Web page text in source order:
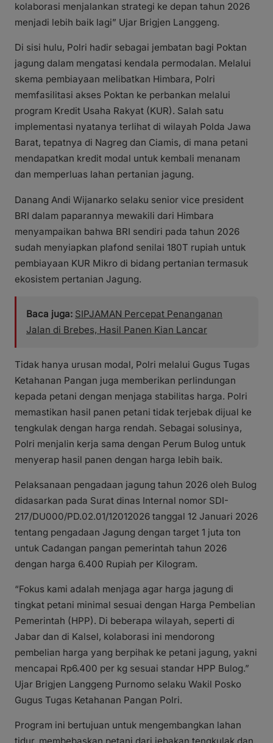
kolaborasi menjalankan strategi ke depan tahun 2026
menjadi lebih baik lagi” Ujar Brigjen Langgeng.
Di sisi hulu, Polri hadir sebagai jembatan bagi Poktan
jagung dalam mengatasi kendala permodalan. Melalui
skema pembiayaan melibatkan Himbara, Polri
memfasilitasi akses Poktan ke perbankan melalui
program Kredit Usaha Rakyat (KUR). Salah satu
implementasi nyatanya terlihat di wilayah Polda Jawa
Barat, tepatnya di Nagreg dan Ciamis, di mana petani
mendapatkan kredit modal untuk kembali menanam
dan memperluas lahan pertanian jagung.
Danang Andi Wijanarko selaku senior vice president
BRI dalam paparannya mewakili dari Himbara
menyampaikan bahwa BRI sendiri pada tahun 2026
sudah menyiapkan plafond senilai 180T rupiah untuk
pembiayaan KUR Mikro di bidang pertanian termasuk
ekosistem pertanian Jagung.
Baca juga: SIPJAMAN Percepat Penanganan
Jalan di Brebes, Hasil Panen Kian Lancar
Tidak hanya urusan modal, Polri melalui Gugus Tugas
Ketahanan Pangan juga memberikan perlindungan
kepada petani dengan menjaga stabilitas harga. Polri
memastikan hasil panen petani tidak terjebak dijual ke
tengkulak dengan harga rendah. Sebagai solusinya,
Polri menjalin kerja sama dengan Perum Bulog untuk
menyerap hasil panen dengan harga lebih baik.
Pelaksanaan pengadaan jagung tahun 2026 oleh Bulog
didasarkan pada Surat dinas Internal nomor SDI-
217/DU000/PD.02.01/12012026 tanggal 12 Januari 2026
tentang pengadaan Jagung dengan target 1 juta ton
untuk Cadangan pangan pemerintah tahun 2026
dengan harga 6.400 Rupiah per Kilogram.
“Fokus kami adalah menjaga agar harga jagung di
tingkat petani minimal sesuai dengan Harga Pembelian
Pemerintah (HPP). Di beberapa wilayah, seperti di
Jabar dan di Kalsel, kolaborasi ini mendorong
pembelian harga yang berpihak ke petani jagung, yakni
mencapai Rp6.400 per kg sesuai standar HPP Bulog.”
Ujar Brigjen Langgeng Purnomo selaku Wakil Posko
Gugus Tugas Ketahanan Pangan Polri.
Program ini bertujuan untuk mengembangkan lahan